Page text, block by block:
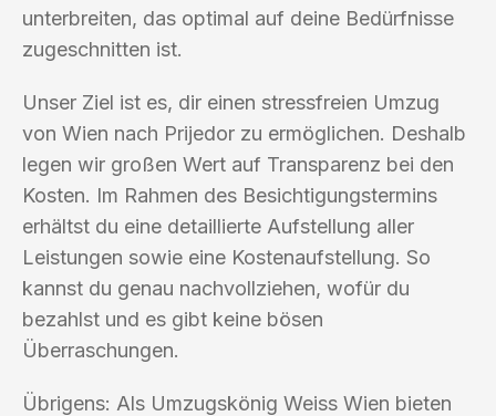
unterbreiten, das optimal auf deine Bedürfnisse
zugeschnitten ist.
Unser Ziel ist es, dir einen stressfreien Umzug
von Wien nach Prijedor zu ermöglichen. Deshalb
legen wir großen Wert auf Transparenz bei den
Kosten. Im Rahmen des Besichtigungstermins
erhältst du eine detaillierte Aufstellung aller
Leistungen sowie eine Kostenaufstellung. So
kannst du genau nachvollziehen, wofür du
bezahlst und es gibt keine bösen
Überraschungen.
Übrigens: Als Umzugskönig Weiss Wien bieten